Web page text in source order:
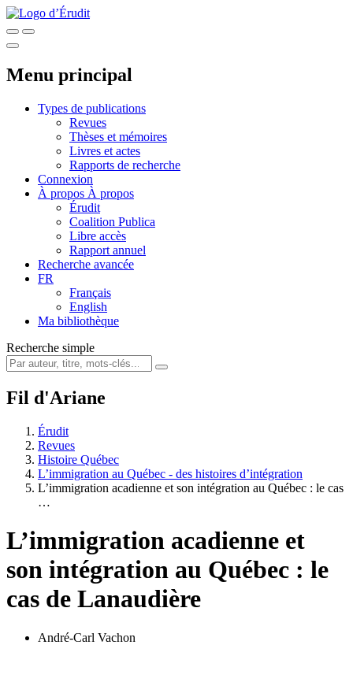
Menu principal
Types de publications
Revues
Thèses et mémoires
Livres et actes
Rapports de recherche
Connexion
À propos À propos
Érudit
Coalition Publica
Libre accès
Rapport annuel
Recherche avancée
FR
Français
English
Ma bibliothèque
Recherche simple
Fil d'Ariane
Érudit
Revues
Histoire Québec
L’immigration au Québec - des histoires d’intégration
L’immigration acadienne et son intégration au Québec : le cas
…
L’immigration acadienne et
son intégration au Québec : le
cas de Lanaudière
André-Carl Vachon